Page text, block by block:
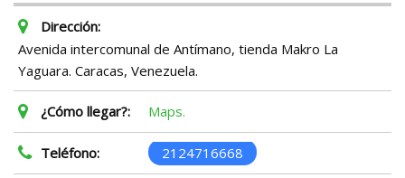
Dirección:
Avenida intercomunal de Antímano, tienda Makro La
Yaguara. Caracas, Venezuela.
¿Cómo llegar?: Maps.
Teléfono: 2124716668